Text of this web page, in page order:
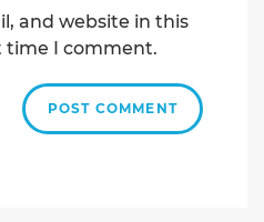
and website in this
time I comment.